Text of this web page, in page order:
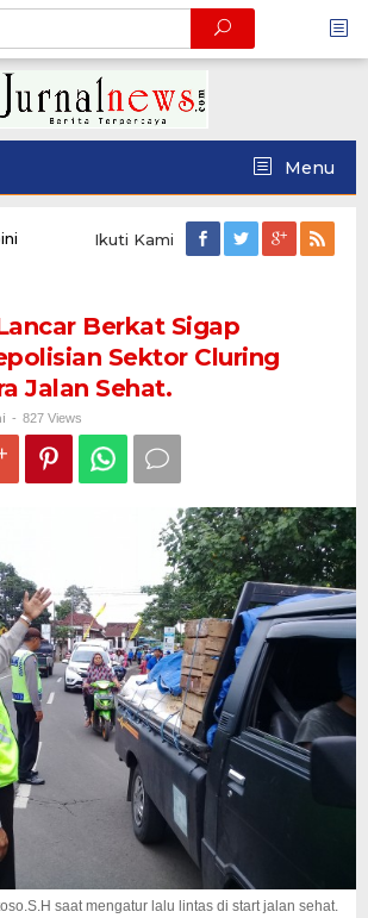
Menu
Sigap
Anggota
Kepolisian
Sektor
Acara
Jalan
Ikuti Kami
Berkat Sigap
Sektor Cluring
Jalan Sehat.
- 827 Views
saat mengatur lalu lintas di start jalan sehat.